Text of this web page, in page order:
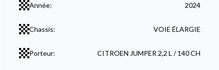
Année: 2024
Chassis: VOIE ÉLARGIE
Porteur: CITROEN JUMPER 2,2 L / 140 CH